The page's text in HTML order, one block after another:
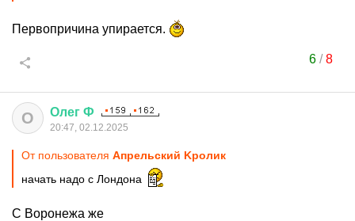
Первопричина упирается.
6/8
О Олег Ф
20:47, 02.12.2025
От пользователя Aпрельский Kролик
начать надо с Лондона
С Воронежа же